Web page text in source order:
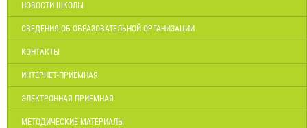
НОВОСТИ ШКОЛЫ
СВЕДЕНИЯ ОБ ОБРАЗОВАТЕЛЬНОЙ ОРГАНИЗАЦИИ
КОНТАКТЫ
ИНТЕРНЕТ-ПРИЁМНАЯ
ЭЛЕКТРОННАЯ ПРИЕМНАЯ
МЕТОДИЧЕСКИЕ МАТЕРИАЛЫ